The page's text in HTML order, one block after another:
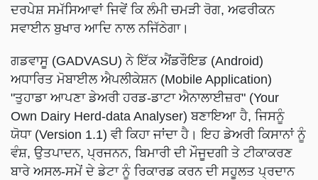
ਦਰਪੇਸ਼ ਸਮੱਸਿਆਵਾਂ ਜਿਵੇਂ ਕਿ ਲੰਮੀ ਚਮੜੀ ਰੋਗ, ਅਫਰੀਕਨ
ਸਵਾਈਨ ਬੁਖਾਰ ਆਦਿ ਨਾਲ ਨਜਿੱਠੇਗਾ।
ਗਡਵਾਸੂ (GADVASU) ਨੇ ਇੱਕ ਐਂਡਰੌਇਡ (Android)
ਅਧਾਰਿਤ ਮੋਬਾਈਲ ਐਪਲੀਕੇਸ਼ਨ (Mobile Application)
"ਤੁਹਾਡਾ ਆਪਣਾ ਡੇਅਰੀ ਹਰਡ-ਡਾਟਾ ਐਨਾਲਾਈਜ਼ਰ" (Your
Own Dairy Herd-data Analyser) ਬਣਾਇਆ ਹੈ, ਜਿਸਨੂੰ
ਯੋਧਾ (Version 1.1) ਵੀ ਕਿਹਾ ਜਾਂਦਾ ਹੈ। ਇਹ ਡੇਅਰੀ ਕਿਸਾਨਾਂ ਨੂੰ
ਵੰਸ਼, ਉਤਪਾਦਨ, ਪ੍ਰਜਨਨ, ਬਿਮਾਰੀ ਦੀ ਮੌਜੂਦਗੀ ਤੇ ਟੀਕਾਕਰਣ
ਬਾਰੇ ਅਸਲ-ਸਮੇਂ ਦੇ ਡੇਟਾ ਨੂੰ ਰਿਕਾਰਡ ਕਰਨ ਦੀ ਸਹੂਲਤ ਪ੍ਰਦਾਨ